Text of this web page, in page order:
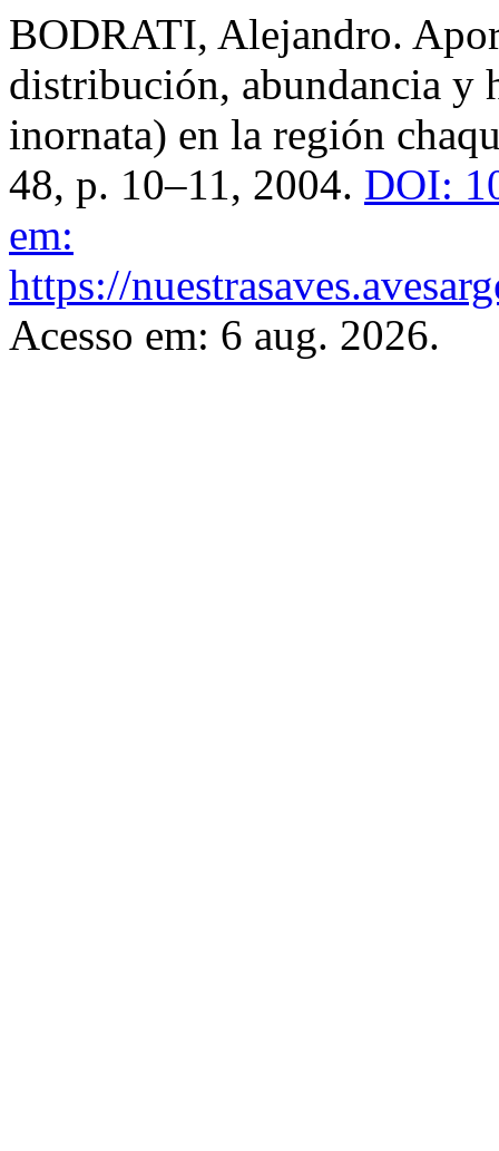
BODRATI, Alejandro.
distribución, abundancia y
inornata) en la región
48, p. 10–11, 2004. DOI:
em:
https://
Acesso em: 6 aug. 2026.